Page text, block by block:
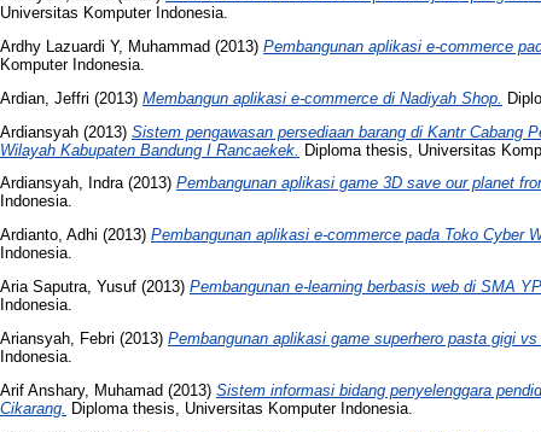
Universitas Komputer Indonesia.
Ardhy Lazuardi Y, Muhammad (2013) Pembangunan aplikasi e-commerce
Komputer Indonesia.
Ardian, Jeffri (2013) Membangun aplikasi e-commerce di Nadiyah Shop.
Ardiansyah (2013) Sistem pengawasan persediaan barang di Kantr Cabang
Wilayah Kabupaten Bandung I Rancaekek. Diploma thesis, Universitas
Ardiansyah, Indra(2013) Pembangunan aplikasi game 3D save our planet
Indonesia.
Ardianto, Adhi (2013) Pembangunan aplikasi e-commerce pada Toko Cyber
Indonesia.
Aria Saputra, Yusuf (2013) Pembangunan e-learning berbasis web di SMA
Indonesia.
Ariansyah, Febri (2013) Pembangunan aplikasi game superhero pasta gigi
Indonesia.
Arif Anshary, Muhamad (2013) Sistem informasi bidang penyelenggara
Cikarang. Diploma thesis, Universitas Komputer Indonesia.